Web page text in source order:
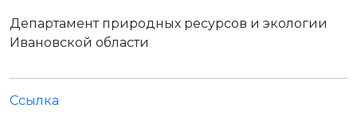
Департамент природных ресурсов и экологии
Ивановской области
Ссылка